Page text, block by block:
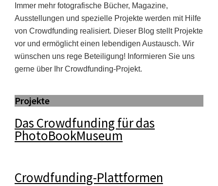
Immer mehr fotografische Bücher, Magazine,
Ausstellungen und spezielle Projekte werden mit Hilfe
von Crowdfunding realisiert. Dieser Blog stellt Projekte
vor und ermöglicht einen lebendigen Austausch. Wir
wünschen uns rege Beteiligung! Informieren Sie uns
gerne über Ihr Crowdfunding-Projekt.
Projekte
Das Crowdfunding für das
PhotoBookMuseum
Crowdfunding-Plattformen